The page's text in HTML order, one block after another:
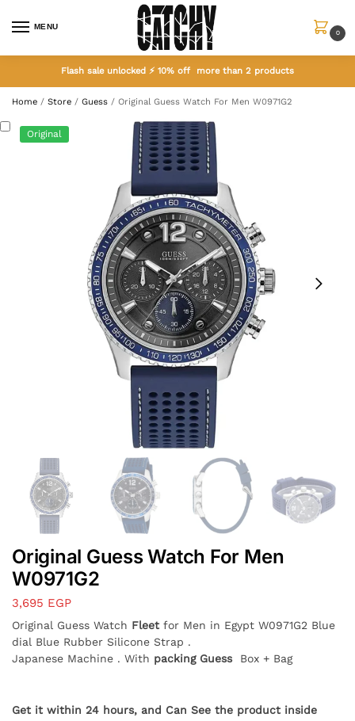
MENU
0
Flash sale unlocked ⚡ 10% off more than 2 products
Home / Store / Guess / Original Guess Watch For Men W0971G2
Original
Original Guess Watch For Men
W0971G2
3,695 EGP
Original Guess Watch Fleet for Men in Egypt W0971G2 Blue
dial Blue Rubber Silicone Strap .
Japanese Machine . With packing Guess Box + Bag
Get it within 24 hours, and Can See the product inside